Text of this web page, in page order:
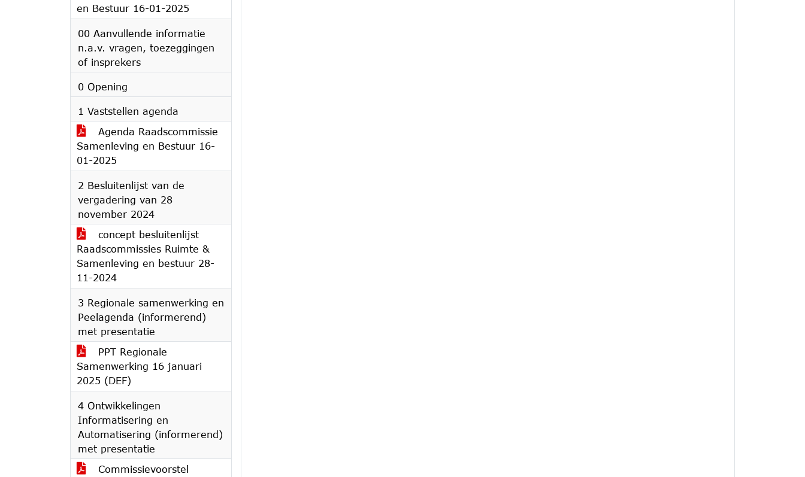
en Bestuur 16-01-2025
00 Aanvullende informatie
n.a.v. vragen, toezeggingen
of insprekers
0 Opening
1 Vaststellen agenda
Agenda Raadscommissie
Samenleving en Bestuur 16-
01-2025
2 Besluitenlijst van de
vergadering van 28
november 2024
concept besluitenlijst
Raadscommissies Ruimte &
Samenleving en bestuur 28-
11-2024
3 Regionale samenwerking en
Peelagenda (informerend)
met presentatie
PPT Regionale
Samenwerking 16 januari
2025 (DEF)
4 Ontwikkelingen
Informatisering en
Automatisering (informerend)
met presentatie
Commissievoorstel